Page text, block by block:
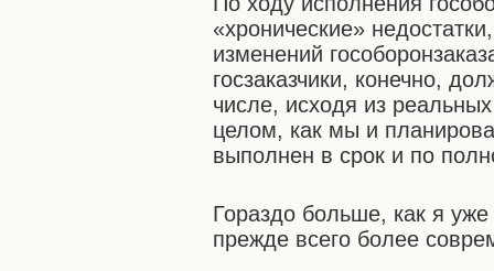
«хронические»
изменений
госзаказчики, конечно,
числе, исходя из
целом, как мы и
выполнен в срок и по
Гораздо больше, как я уже
прежде всего более